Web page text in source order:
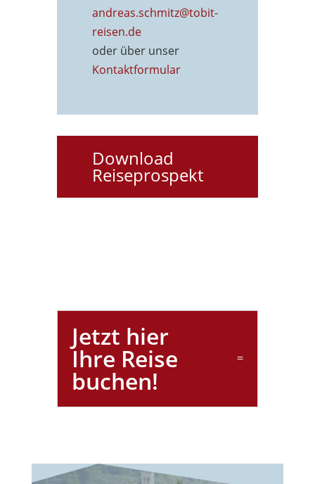
andreas.schmitz@tobit-
reisen.de
oder über unser
Kontaktformular
Download
Reiseprospekt
Jetzt hier
Ihre Reise
buchen!